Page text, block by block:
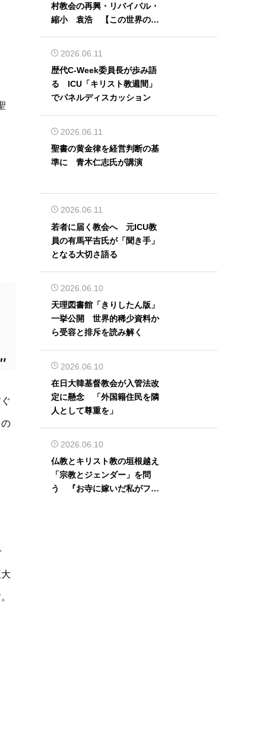
村教会の再興・リバイバル・
縮小 袁浩 【この世界の片
2026.06.11
歴代C-Week委員長が歩み語
る ICU「キリスト教週間」
でパネルディスカッション
2026.06.11
聖書の黄金律を経営判断の基
準に 青木仁志氏が講演
2026.06.11
若者に届く教会へ 元ICU教
員の有馬平吉氏が「聞き手」
となる大切さ語る
2026.06.10
天理図書館「きりしたん版」
一挙公開 世界的稀少資料か
ら受容と排斥を読み解く
2026.06.10
在日大韓基督教会が入管法改
定に懸念 「外国籍住民を隣
人として尊重を」
2026.06.10
仏教とキリスト教の垣根越え
「宗教とジェンダー」を問
う 『お寺に嫁いだ私がフェ